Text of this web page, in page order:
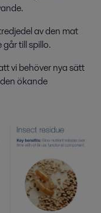
av den mat
till spillo.
vi behöver nya sätt
ökande